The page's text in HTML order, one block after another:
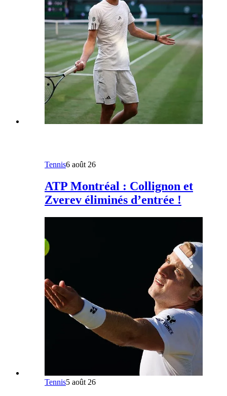
Tennis6 août 26
ATP Montréal : Collignon et
Zverev éliminés d’entrée !
Tennis5 août 26